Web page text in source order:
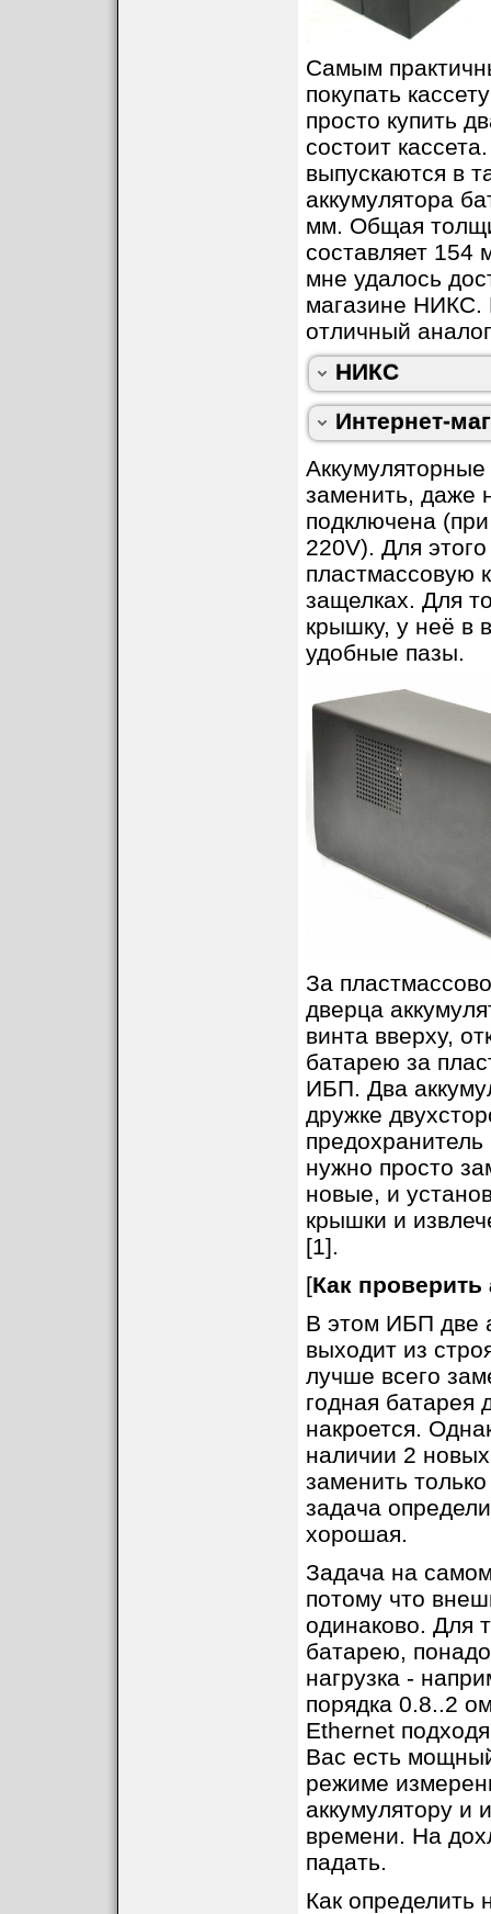
Самым
покупать
просто купить
состоит
выпускаются в
аккумулятора
мм. Общая
составляет
мне удалось
магазине НИКС.
отличный
НИКС
Тел. 495-
10.00-19.00
бульвар, д. 19,
Интернет-
Самые
момент даты
по 1315 рублей
Тел. 495-
18:00 пн-пт, по
Угрешская, д.
Кожуховская.
самовывозом
находится на
(старое
приездом
приехать туда
заменить, даже
подключена
220V). Для
пластмассовую
защелках. Для
крышку, у неё в
удобные пазы.
За
дверца
винта вверху,
батарею за
ИБП. Два
дружке
нужно просто
новые, и
крышки и
[1].
[Как
В этом ИБП две
выходит из
лучше всего
годная батарея
накроется.
наличии 2
заменить
задача
хорошая.
Задача на
потому что
одинаково. Для
батарею,
нагрузка -
порядка 0.8..2
Ethernet
Вас есть
режиме
аккумулятору и
времени. На
падать.
Как определить